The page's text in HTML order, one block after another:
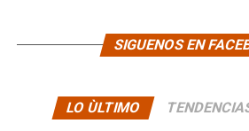
SIGUENOS EN
LO ÙLTIMO